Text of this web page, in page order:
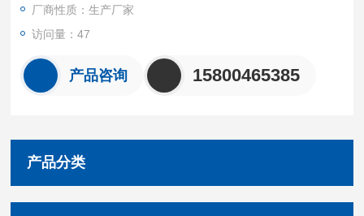
关。厂商性质：生产厂家
访问量：47
产品咨询 15800465385
产品分类